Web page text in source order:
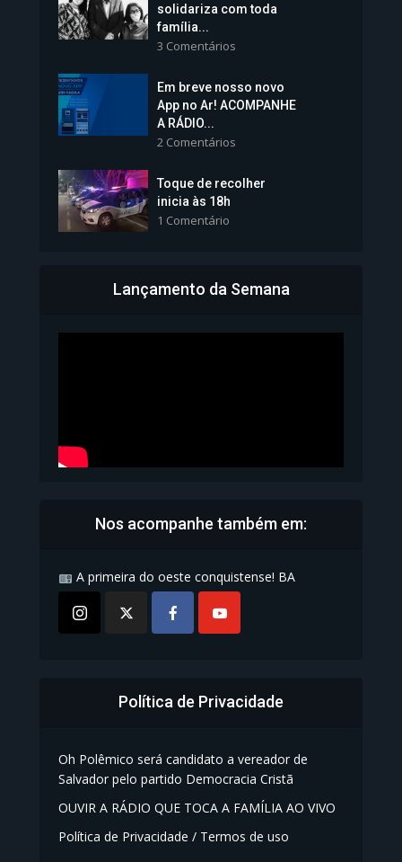
Vice-Prefeita Sheila Lemos
tomará posse nesta...
1.101 Modos de exibição
Bahia inicia emissão da
solidariza com toda
família...
3 Comentários
Em breve nosso novo
App no Ar! ACOMPANHE
A RÁDIO...
2 Comentários
Toque de recolher
inicia às 18h
1 Comentário
Lançamento da Semana
Nos acompanhe também em:
A primeira do oeste conquistense! BA
Política de Privacidade
Oh Polêmico será candidato a vereador de
Salvador pelo partido Democracia Cristã
OUVIR A RÁDIO QUE TOCA A FAMÍLIA AO VIVO
Política de Privacidade / Termos de uso